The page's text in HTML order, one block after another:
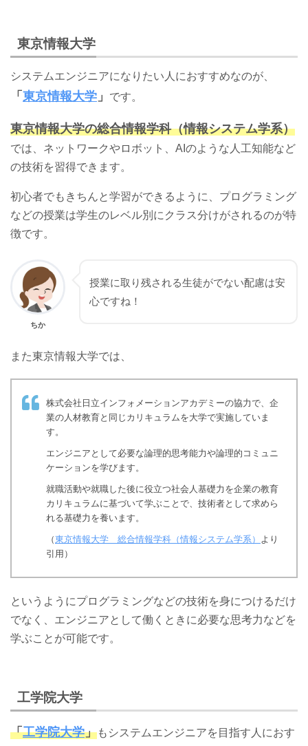
東京情報大学
システムエンジニアになりたい人におすすめなのが、
「 東京情報大学 」 です。
東京情報大学の総合情報学科（情報システム学系）
では、ネットワークやロボット、AIのような人工知能など
の技術を習得できます。
初心者でもきちんと学習ができるように、プログラミング
などの授業は学生のレベル別にクラス分けがされるのが特
徴です。
ちか
授業に取り残される生徒がでない配慮は安
心ですね！
また東京情報大学では、
株式会社日立インフォメーションアカデミーの協力で、企
業の人材教育と同じカリキュラムを大学で実施していま
す。
エンジニアとして必要な論理的思考能力や論理的コミュニ
ケーションを学びます。
就職活動や就職した後に役立つ社会人基礎力を企業の教育
カリキュラムに基づいて学ぶことで、技術者として求めら
れる基礎力を養います。
（東京情報大学 総合情報学科（情報システム学系） より
引用）
というようにプログラミングなどの技術を身につけるだけ
でなく、エンジニアとして働くときに必要な思考力などを
学ぶことが可能です。
工学院大学
「工学院大学」もシステムエンジニアを目指す人におす